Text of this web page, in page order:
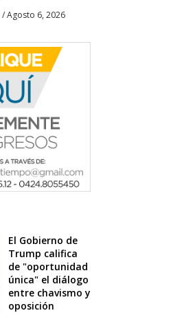
/Agosto 6, 2026
El Gobierno de
Trump califica
de "oportunidad
única" el diálogo
entre chavismo y
oposición